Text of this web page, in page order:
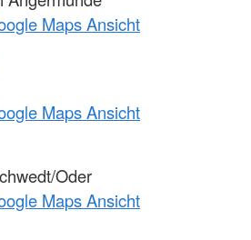
Maps Ansicht
Maps Ansicht
Oder
Maps Ansicht